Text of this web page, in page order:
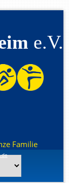
Familie
e.V.